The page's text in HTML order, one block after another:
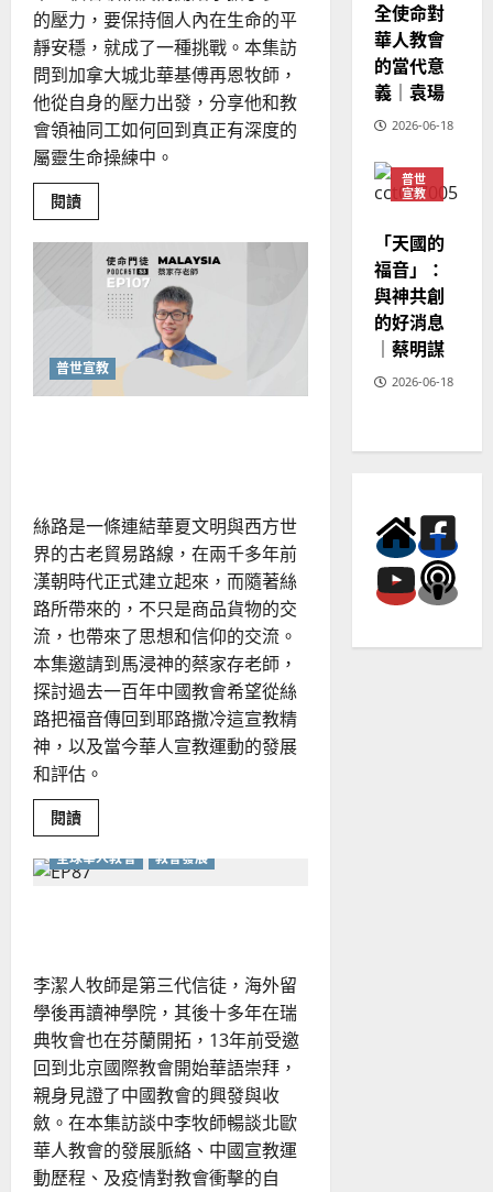
的壓力，要保持個人內在生命的平
靜安穩，就成了一種挑戰。本集訪
問到加拿大城北華基傅再恩牧師，
他從自身的壓力出發，分享他和教
會領袖同工如何回到真正有深度的
屬靈生命操練中。
閱讀Read
more
重
生
命
的
健
普世宣教
絲路是一條連結華夏文明與西方世
界的古老貿易路線，在兩千多年前
漢朝時代正式建立起來，而隨著絲
路所帶來的，不只是商品貨物的交
流，也帶來了思想和信仰的交流。
本集邀請到馬浸神的蔡家存老師，
探討過去一百年中國教會希望從絲
路把福音傳回到耶路撒冷這宣教精
神，以及當今華人宣教運動的發展
和評估。
閱讀Read
more
絲
路
當
代
的
反
思
全球華人教會 教會發展
李潔人牧師是第三代信徒，海外留
學後再讀神學院，其後十多年在瑞
典牧會也在芬蘭開拓，13年前受邀
回到北京國際教會開始華語崇拜，
親身見證了中國教會的興發與收
斂。在本集訪談中李牧師暢談北歐
華人教會的發展脈絡、中國宣教運
動歷程、及疫情對教會衝擊的自
02-
20
全使命對
華人教會
的當代意
義｜袁瑒
2026-06-18
普世
宣教
「天國的
福音」：
與神共創
的好消息
｜蔡明謀
2026-06-18